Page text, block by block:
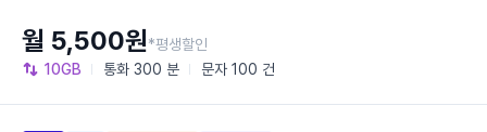
10GB 통화 300 분 문자 100 건
월 5,500원*평생할인